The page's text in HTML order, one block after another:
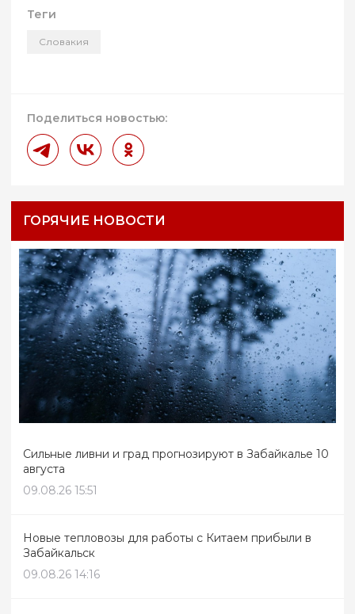
Теги
Словакия
Поделиться новостью:
ГОРЯЧИЕ НОВОСТИ
Сильные ливни и град прогнозируют в Забайкалье 10
августа
09.08.26 15:51
Новые тепловозы для работы с Китаем прибыли в
Забайкальск
09.08.26 14:16